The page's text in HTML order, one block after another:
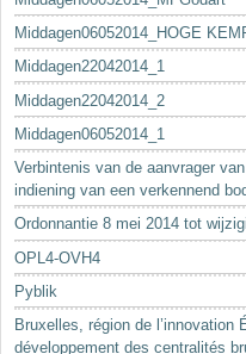
Middagen06052014_HOGE
Middagen22042014_1
Middagen22042014_2
Middagen06052014_1
Verbintenis van de aanvrager
indiening van een verkennend
Ordonnantie 8 mei 2014 tot
OPL4-OVH4
Pyblik
Bruxelles, région de
développement des centralités